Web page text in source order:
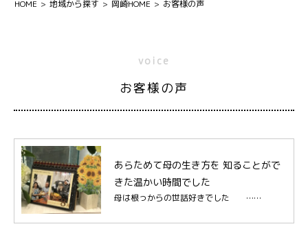
HOME 地域から探す 岡崎HOME お客様の声
voice
お客様の声
あらためて母の生き方を 知ることがで
きた温かい時間でした
母は根っからの世話好きでした ……